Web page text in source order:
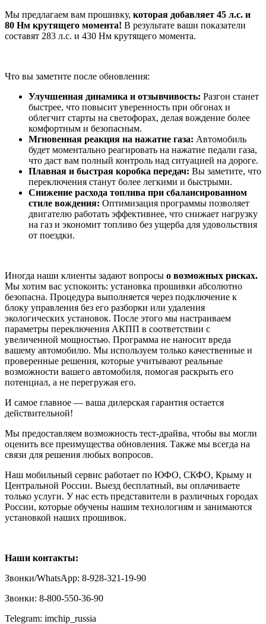
Мы предлагаем вам прошивку, которая добавляет 45 л.с. и
80 Нм крутящего момента! В результате ваши показатели
составят 283 л.с. и 430 Нм крутящего момента.
Что вы заметите после обновления:
Улучшенная динамика и отзывчивость: Разгон станет
быстрее, что повысит уверенность при обгонах и
облегчит старты на светофорах, делая вождение более
комфортным и безопасным.
Мгновенная реакция на нажатие газа: Автомобиль
будет моментально реагировать на нажатие педали газа,
что даст вам полный контроль над ситуацией на дороге.
Плавная и быстрая коробка передач: Вы заметите, что
переключения станут более легкими и быстрыми.
Снижение расхода топлива при сбалансированном
стиле вождения: Оптимизация программы позволяет
двигателю работать эффективнее, что снижает нагрузку
на газ и экономит топливо без ущерба для удовольствия
от поездки.
Иногда наши клиенты задают вопросы о возможных рисках.
Мы хотим вас успокоить: установка прошивки абсолютно
безопасна. Процедура выполняется через подключение к
блоку управления без его разборки или удаления
экологических установок. После этого мы настраиваем
параметры переключения АКПП в соответствии с
увеличенной мощностью. Программа не наносит вреда
вашему автомобилю. Мы используем только качественные и
проверенные решения, которые учитывают реальные
возможности вашего автомобиля, помогая раскрыть его
потенциал, а не перегружая его.
И самое главное — ваша дилерская гарантия остается
действительной!
Мы предоставляем возможность тест-драйва, чтобы вы могли
оценить все преимущества обновления. Также мы всегда на
связи для решения любых вопросов.
Наш мобильный сервис работает по ЮФО, СКФО, Крыму и
Центральной России. Выезд бесплатный, вы оплачиваете
только услуги. У нас есть представители в различных городах
России, которые обучены нашим технологиям и занимаются
установкой наших прошивок.
Наши контакты:
Звонки/WhatsApp: 8-928-321-19-90
Звонки: 8-800-550-36-90
Telegram: imchip_russia